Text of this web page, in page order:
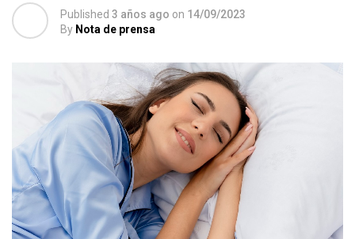
Published 3 años ago on 14/09/2023
By Nota de prensa